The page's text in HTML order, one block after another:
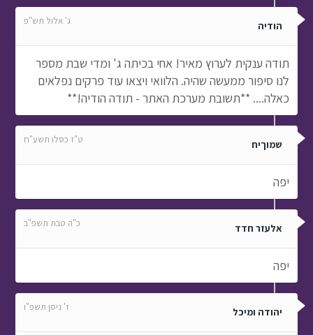
הודיה ג' אלול תש"פ
תודה ענקית לערוץ מאיר! אחי בכיתה ג' ומדי שבת מספר
לנו סיפור ממעשה שהיה. הלוואי ויצאו עוד פרקים נפלאים
כאלה.... **תשובת מערכת האתר - תודה הודיה!**
שמוךיח ט"ז כסלו תשע"ח
יפה
אלעזר חדד כ"ה טבת תשפ"ב
יפה
יהודה ומיכל ז' ניסן תשפ"ו